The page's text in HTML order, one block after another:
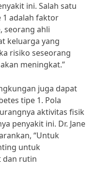
ini. Salah satu
1 adalah faktor
seorang ahli
keluarga yang
risiko seseorang
meningkat.”
juga dapat
tipe 1. Pola
aktivitas fisik
penyakit ini. Dr. Jane
“Untuk
untuk
dan rutin